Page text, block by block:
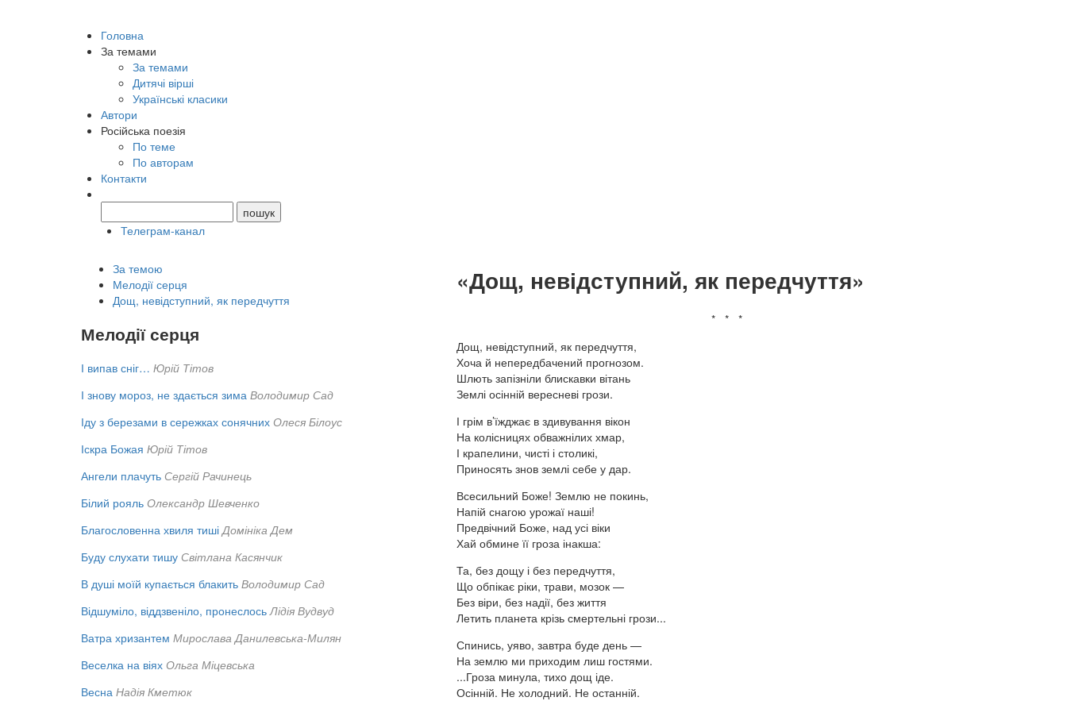
Головна
За темами
За темами
Дитячі вірші
Українські класики
Автори
Російська поезія
По теме
По авторам
Контакти
Телеграм-канал
«Дощ, невідступний, як передчуття»
* * *
Дощ, невідступний, як передчуття,
Хоча й непередбачений прогнозом.
Шлють запізніли блискавки вітань
Землі осінній вересневі грози.
І грім в’їжджає в здивування вікон
На колісницях обважнілих хмар,
І крапелини, чисті і столикі,
Приносять знов землі себе у дар.
Всесильний Боже! Землю не покинь,
Напій снагою урожаї наші!
Предвічний Боже, над усі віки
Хай обмине її гроза інакша:
Та, без дощу і без передчуття,
Що обпікає ріки, трави, мозок —
Без віри, без надії, без життя
Летить планета крізь смертельні грози...
Спинись, уяво, завтра буде день —
На землю ми приходим лиш гостями.
...Гроза минула, тихо дощ іде.
Осінній. Не холодний. Не останній.
За темою
Мелодії серця
Дощ, невідступний, як передчуття
Мелодії серця
І випав сніг… Юрій Тітов
І знову мороз, не здається зима Володимир Сад
Іду з березами в сережках сонячних Олеся Білоус
Іскра Божая Юрій Тітов
Ангели плачуть Сергій Рачинець
Білий рояль Олександр Шевченко
Благословенна хвиля тиші Домініка Дем
Буду слухати тишу Світлана Касянчик
В душі моїй купається блакить Володимир Сад
Відшуміло, віддзвеніло, пронеслось Лідія Вудвуд
Ватра хризантем Мирослава Данилевська-Милян
Веселка на віях Ольга Міцевська
Весна Надія Кметюк